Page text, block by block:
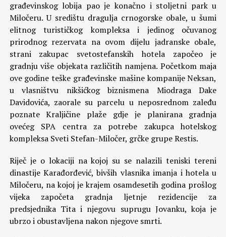
građevinskog lobija pao je konačno i stoljetni park u
Miločeru. U središtu dragulja crnogorske obale, u šumi
elitnog turističkog kompleksa i jedinog očuvanog
prirodnog rezervata na ovom dijelu jadranske obale,
strani zakupac svetostefanskih hotela započeo je
gradnju više objekata različitih namjena. Početkom maja
ove godine teške građevinske mašine kompanije Neksan,
u vlasništvu nikšićkog biznismena Miodraga Dake
Davidovića, zaorale su parcelu u neposrednom zaleđu
poznate Kraljičine plaže gdje je planirana gradnja
ovećeg SPA centra za potrebe zakupca hotelskog
kompleksa Sveti Stefan-Miločer, grčke grupe Restis.
Riječ je o lokaciji na kojoj su se nalazili teniski tereni
dinastije Karađorđević, bivših vlasnika imanja i hotela u
Miločeru, na kojoj je krajem osamdesetih godina prošlog
vijeka započeta gradnja ljetnje rezidencije za
predsjednika Tita i njegovu suprugu Jovanku, koja je
ubrzo i obustavljena nakon njegove smrti.